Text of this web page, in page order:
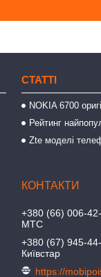
СТАТТІ
NOKIA 6700
Рейтинг
Zte моделі
+380 (66) 006-
МТС
+380 (67) 945-
Київстар
https://